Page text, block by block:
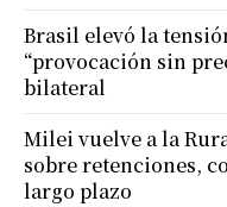
Brasil elevó la
“provocación sin
bilateral
Milei vuelve a la
sobre retenciones,
largo plazo